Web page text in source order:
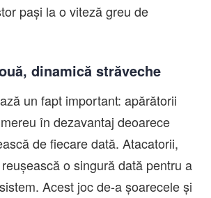
pași la o viteză greu de
dinamică străveche
un fapt important: apărătorii
în dezavantaj deoarece
de fiecare dată. Atacatorii,
o singură dată pentru a
Acest joc de-a șoarecele și